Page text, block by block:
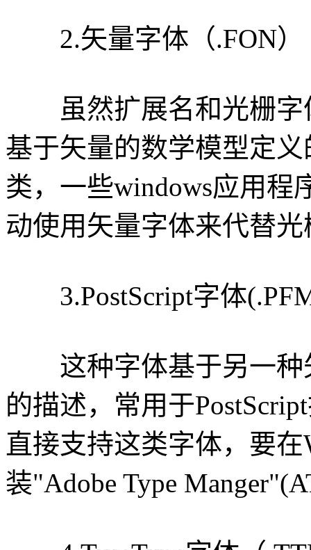
2.矢量字体（.FON）
虽然扩展名和光栅字
基于矢量的数学模型定
类，一些windows应用程
动使用矢量字体来代替
3.PostScript字体
这种字体基于另一种
的描述，常用于
直接支持这类字体，要
装"Adobe Type